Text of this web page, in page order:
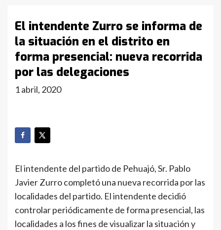
El intendente Zurro se informa de
la situación en el distrito en
forma presencial: nueva recorrida
por las delegaciones
1 abril, 2020
El intendente del partido de Pehuajó, Sr. Pablo
Javier Zurro completó una nueva recorrida por las
localidades del partido. El intendente decidió
controlar periódicamente de forma presencial, las
localidades a los fines de visualizar la situación y